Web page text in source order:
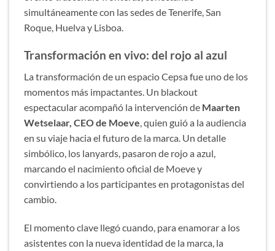
simultáneamente con las sedes de Tenerife, San
Roque, Huelva y Lisboa.
Transformación en vivo: del rojo al azul
La transformación de un espacio Cepsa fue uno de los
momentos más impactantes. Un blackout
espectacular acompañó la intervención de Maarten
Wetselaar, CEO de Moeve , quien guió a la audiencia
en su viaje hacia el futuro de la marca. Un detalle
simbólico, los lanyards, pasaron de rojo a azul,
marcando el nacimiento oficial de Moeve y
convirtiendo a los participantes en protagonistas del
cambio.
El momento clave llegó cuando, para enamorar a los
asistentes con la nueva identidad de la marca, la